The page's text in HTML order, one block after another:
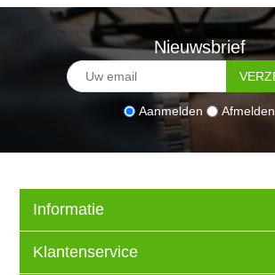
Nieuwsbrief
Aanmelden Afmelden
Informatie
Klantenservice